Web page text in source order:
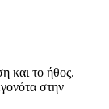
και το ήθος.
στην